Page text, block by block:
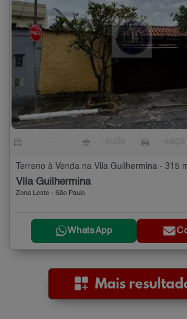
Terreno à Venda na Vila Guilhermina - 315
Vila Guilhermina
Zona Leste - São Paulo
WhatsApp